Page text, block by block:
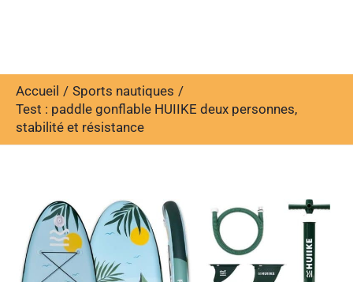
Accueil
Sports nautiques
Test : paddle gonflable HUIIKE deux personnes,
stabilité et résistance